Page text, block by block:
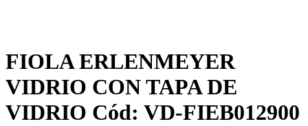
FIOLA ERLENMEYER
VIDRIO CON TAPA DE
VIDRIO Cód: VD-FIEB012900